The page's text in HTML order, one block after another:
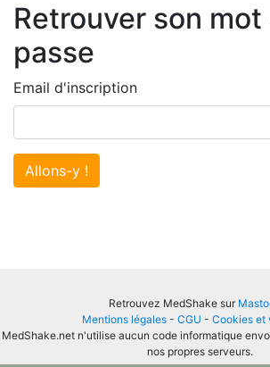
Retrouver son mot
passe
Email d'inscription
Allons-y !
Retrouvez MedShake sur
Mentions légales - CGU - Cookies et
MedShake.net n'utilise aucun code informatique
nos propres serveurs.